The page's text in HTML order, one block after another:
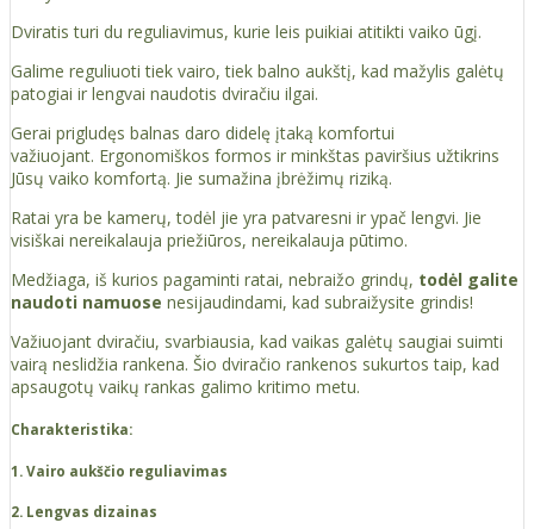
Dviratis turi du reguliavimus, kurie leis puikiai atitikti vaiko ūgį.
Galime reguliuoti tiek vairo, tiek balno aukštį, kad mažylis galėtų
patogiai ir lengvai naudotis dviračiu ilgai.
Gerai prigludęs balnas daro didelę įtaką komfortui
važiuojant. Ergonomiškos formos ir minkštas paviršius užtikrins
Jūsų vaiko komfortą. Jie sumažina įbrėžimų riziką.
Ratai yra be kamerų, todėl jie yra patvaresni ir ypač lengvi. Jie
visiškai nereikalauja priežiūros, nereikalauja pūtimo.
Medžiaga, iš kurios pagaminti ratai, nebraižo grindų, todėl galite
naudoti namuose nesijaudindami, kad subraižysite grindis!
Važiuojant dviračiu, svarbiausia, kad vaikas galėtų saugiai suimti
vairą neslidžia rankena. Šio dviračio rankenos sukurtos taip, kad
apsaugotų vaikų rankas galimo kritimo metu.
Charakteristika:
1. Vairo aukščio reguliavimas
2. Lengvas dizainas